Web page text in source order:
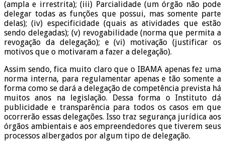
(ampla e irrestrita); (iii) Parcialidade (um órgão não pode
delegar todas as funções que possui, mas somente parte
delas); (iv) especificidade (quais as atividades que estão
sendo delegadas); (v) revogabilidade (norma que permita a
revogação da delegação); e (vi) motivação (justificar os
motivos que o motivaram a fazer a delegação).
Assim sendo, fica muito claro que o IBAMA apenas fez uma
norma interna, para regulamentar apenas e tão somente a
forma como se dará a delegação de competência prevista há
muitos anos na legislação. Dessa forma o Instituto dá
publicidade e transparência para todos os casos em que
ocorrerão essas delegações. Isso traz segurança jurídica aos
órgãos ambientais e aos empreendedores que tiverem seus
processos albergados por algum tipo de delegação.